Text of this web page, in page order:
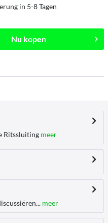
in 5-8 Tagen
Nu kopen
Ritssluiting meer
meer